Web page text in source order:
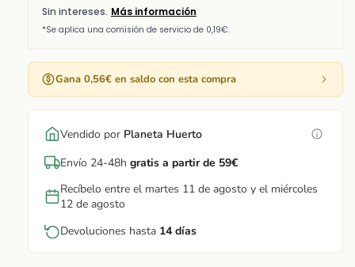
Gana 0,56€ en saldo con esta compra
Vendido por Planeta Huerto
Envío 24-48h gratis a partir de 59€
Recíbelo entre el martes 11 de agosto y el miércoles
12 de agosto
Devoluciones hasta 14 días